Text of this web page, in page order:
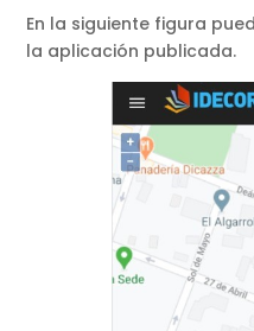
En la siguiente figura
la aplicación publicada.